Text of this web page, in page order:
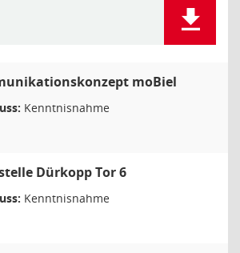
moBiel
Kenntnisnahme
Dürkopp Tor 6
Kenntnisnahme